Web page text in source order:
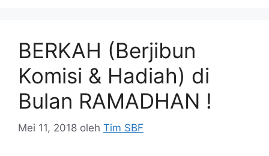
BERKAH (Berjibun
Komisi & Hadiah) di
Bulan RAMADHAN !
Mei 11, 2018 oleh Tim SBF